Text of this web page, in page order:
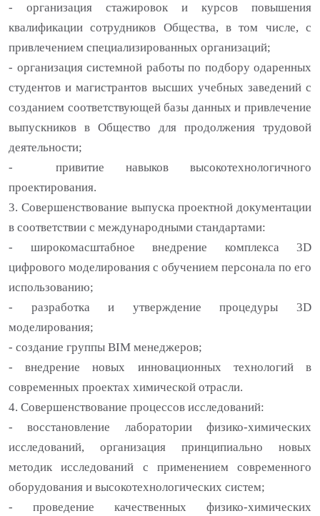
- организация стажировок и курсов повышения
квалификации сотрудников Общества, в том числе, с
привлечением специализированных организаций;
- организация системной работы по подбору одаренных
студентов и магистрантов высших учебных заведений с
созданием соответствующей базы данных и привлечение
выпускников в Общество для продолжения трудовой
деятельности;
- привитие навыков высокотехнологичного
проектирования.
3. Совершенствование выпуска проектной документации
в соответствии с международными стандартами:
- широкомасштабное внедрение комплекса 3D
цифрового моделирования с обучением персонала по его
использованию;
- разработка и утверждение процедуры 3D
моделирования;
- создание группы BIM менеджеров;
- внедрение новых инновационных технологий в
современных проектах химической отрасли.
4. Совершенствование процессов исследований:
- восстановление лаборатории физико-химических
исследований, организация принципиально новых
методик исследований с применением современного
оборудования и высокотехнологических систем;
- проведение качественных физико-химических